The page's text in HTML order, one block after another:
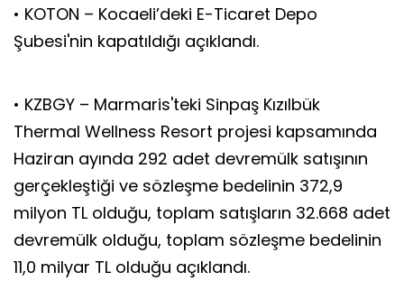
• KOTON – Kocaeli’deki E-Ticaret Depo
Şubesi'nin kapatıldığı açıklandı.
• KZBGY – Marmaris'teki Sinpaş Kızılbük
Thermal Wellness Resort projesi kapsamında
Haziran ayında 292 adet devremülk satışının
gerçekleştiği ve sözleşme bedelinin 372,9
milyon TL olduğu, toplam satışların 32.668 adet
devremülk olduğu, toplam sözleşme bedelinin
11,0 milyar TL olduğu açıklandı.